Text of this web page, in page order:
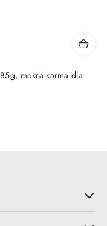
mokra karma dla